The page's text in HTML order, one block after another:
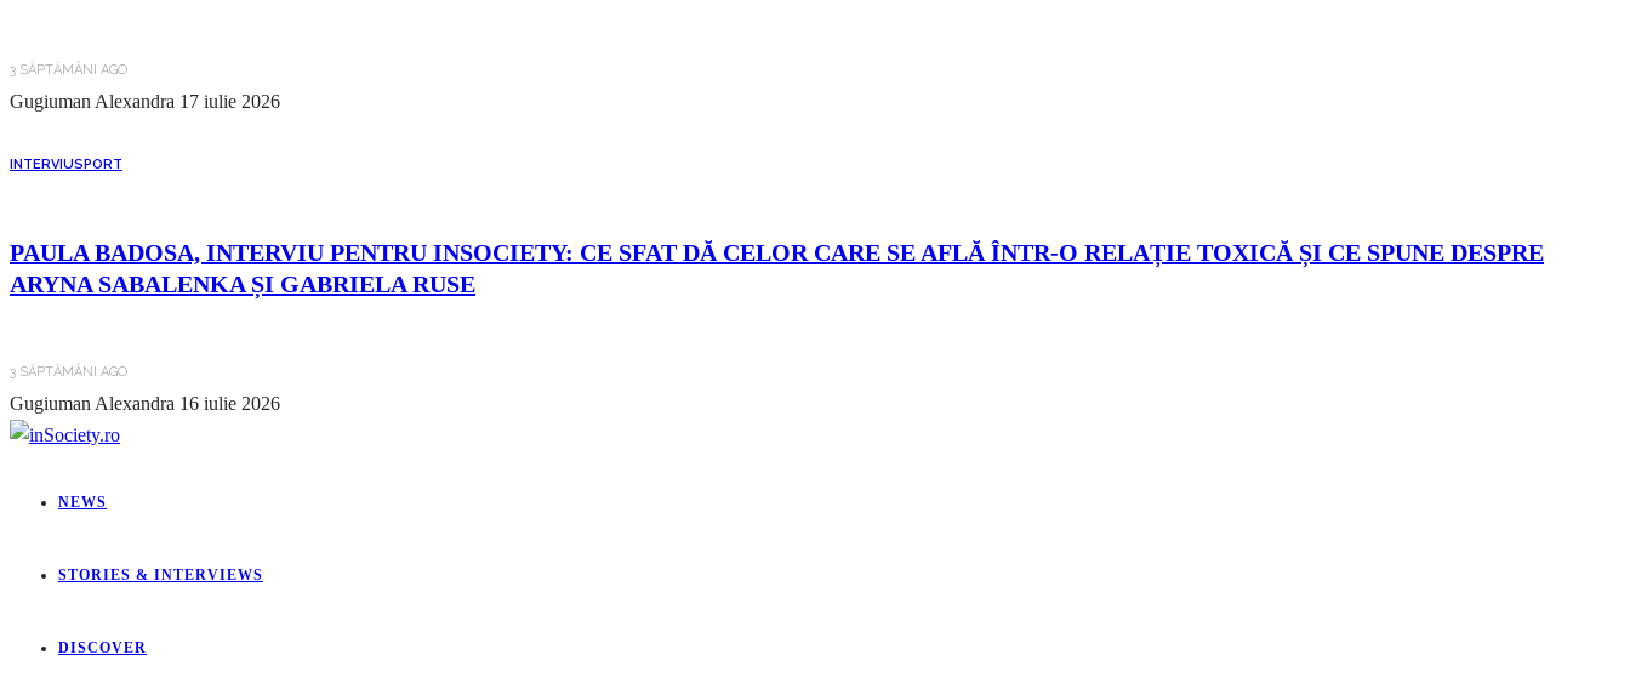
3 SĂPTĂMÂNI AGO
Gugiuman Alexandra 17 iulie 2026
INTERVIUSPORT
PAULA BADOSA, INTERVIU PENTRU INSOCIETY: CE SFAT DĂ CELOR CARE SE AFLĂ ÎNTR-O RELAȚIE TOXICĂ ȘI CE SPUNE DESPRE
ARYNA SABALENKA ȘI GABRIELA RUSE
3 SĂPTĂMÂNI AGO
Gugiuman Alexandra 16 iulie 2026
NEWS
STORIES & INTERVIEWS
DISCOVER